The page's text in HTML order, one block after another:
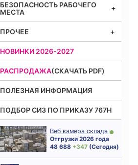
БЕЗОПАСНОСТЬ РАБОЧЕГО
МЕСТА
ПРОЧЕЕ
НОВИНКИ 2026-2027
РАСПРОДАЖА(СКАЧАТЬ PDF)
ПОЛЕЗНАЯ ИНФОРМАЦИЯ
ПОДБОР СИЗ ПО ПРИКАЗУ 767Н
Веб камера склада
Отгрузки 2026 года
48 688 + 347 (Сегодня)